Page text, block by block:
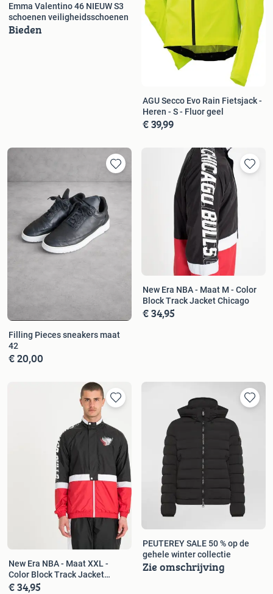
Emma Valentino 46 NIEUW S3
schoenen veiligheidsschoenen
Bieden
AGU Secco Evo Rain Fietsjack -
Heren - S - Fluor geel
€ 39,99
Filling Pieces sneakers maat
42
€ 20,00
New Era NBA - Maat M - Color
Block Track Jacket Chicago
€ 34,95
New Era NBA - Maat XXL -
Color Block Track Jacket
Chicago
€ 34,95
PEUTEREY SALE 50 % op de
gehele winter collectie
Zie omschrijving